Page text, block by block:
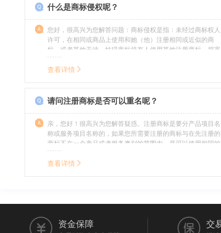
什么是商标侵权呢？
您好，很高兴为您解答问题：商标侵权是指：未经过商标权人
许可，在相同或商品上使用和她（他）注册相同或近似的商
标，或者其他干涉、妨碍商标持有人使用其他注册商标，损害
商标持有人合法权益的其他行为。侵权的人通常需要承担侵权
的责任，明知侵权的行为的人要承担赔偿的责任。情节严重
查看详情
请问注册商标是否可以重名呢？
亲，您好！很高兴为您解答疑惑。注册商标是要分产品项目名
称或服务项目名称的，如果您所需要注册的商标与在先注册的
商标不在一个产品或者服务类别的范围内，是可以使用相同的
名称的。希望我的回答能帮到您。
查看详情
资金保障 交